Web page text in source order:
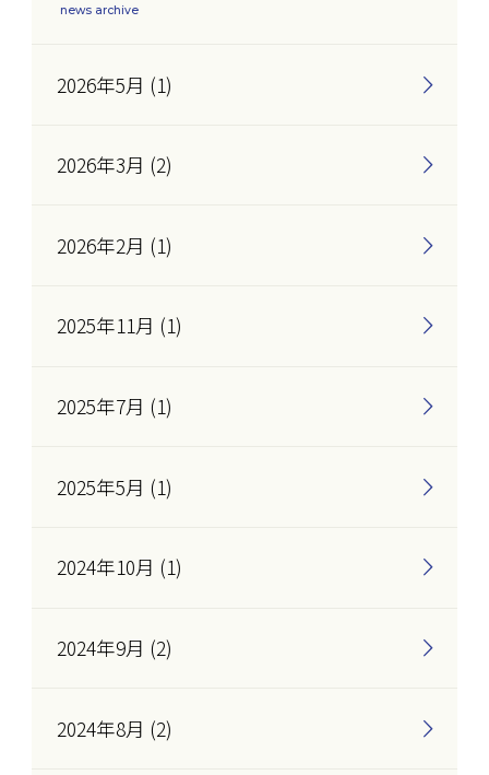
news archive
2026年5月 (1)
2026年3月 (2)
2026年2月 (1)
2025年11月 (1)
2025年7月 (1)
2025年5月 (1)
2024年10月 (1)
2024年9月 (2)
2024年8月 (2)